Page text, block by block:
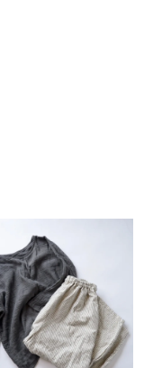
ンピースコーデ
④サロペットス
カート再販情報
④甘撚りガーゼ
トレーナー再販
情報
#UZUiRO #大人
カジュアルコー